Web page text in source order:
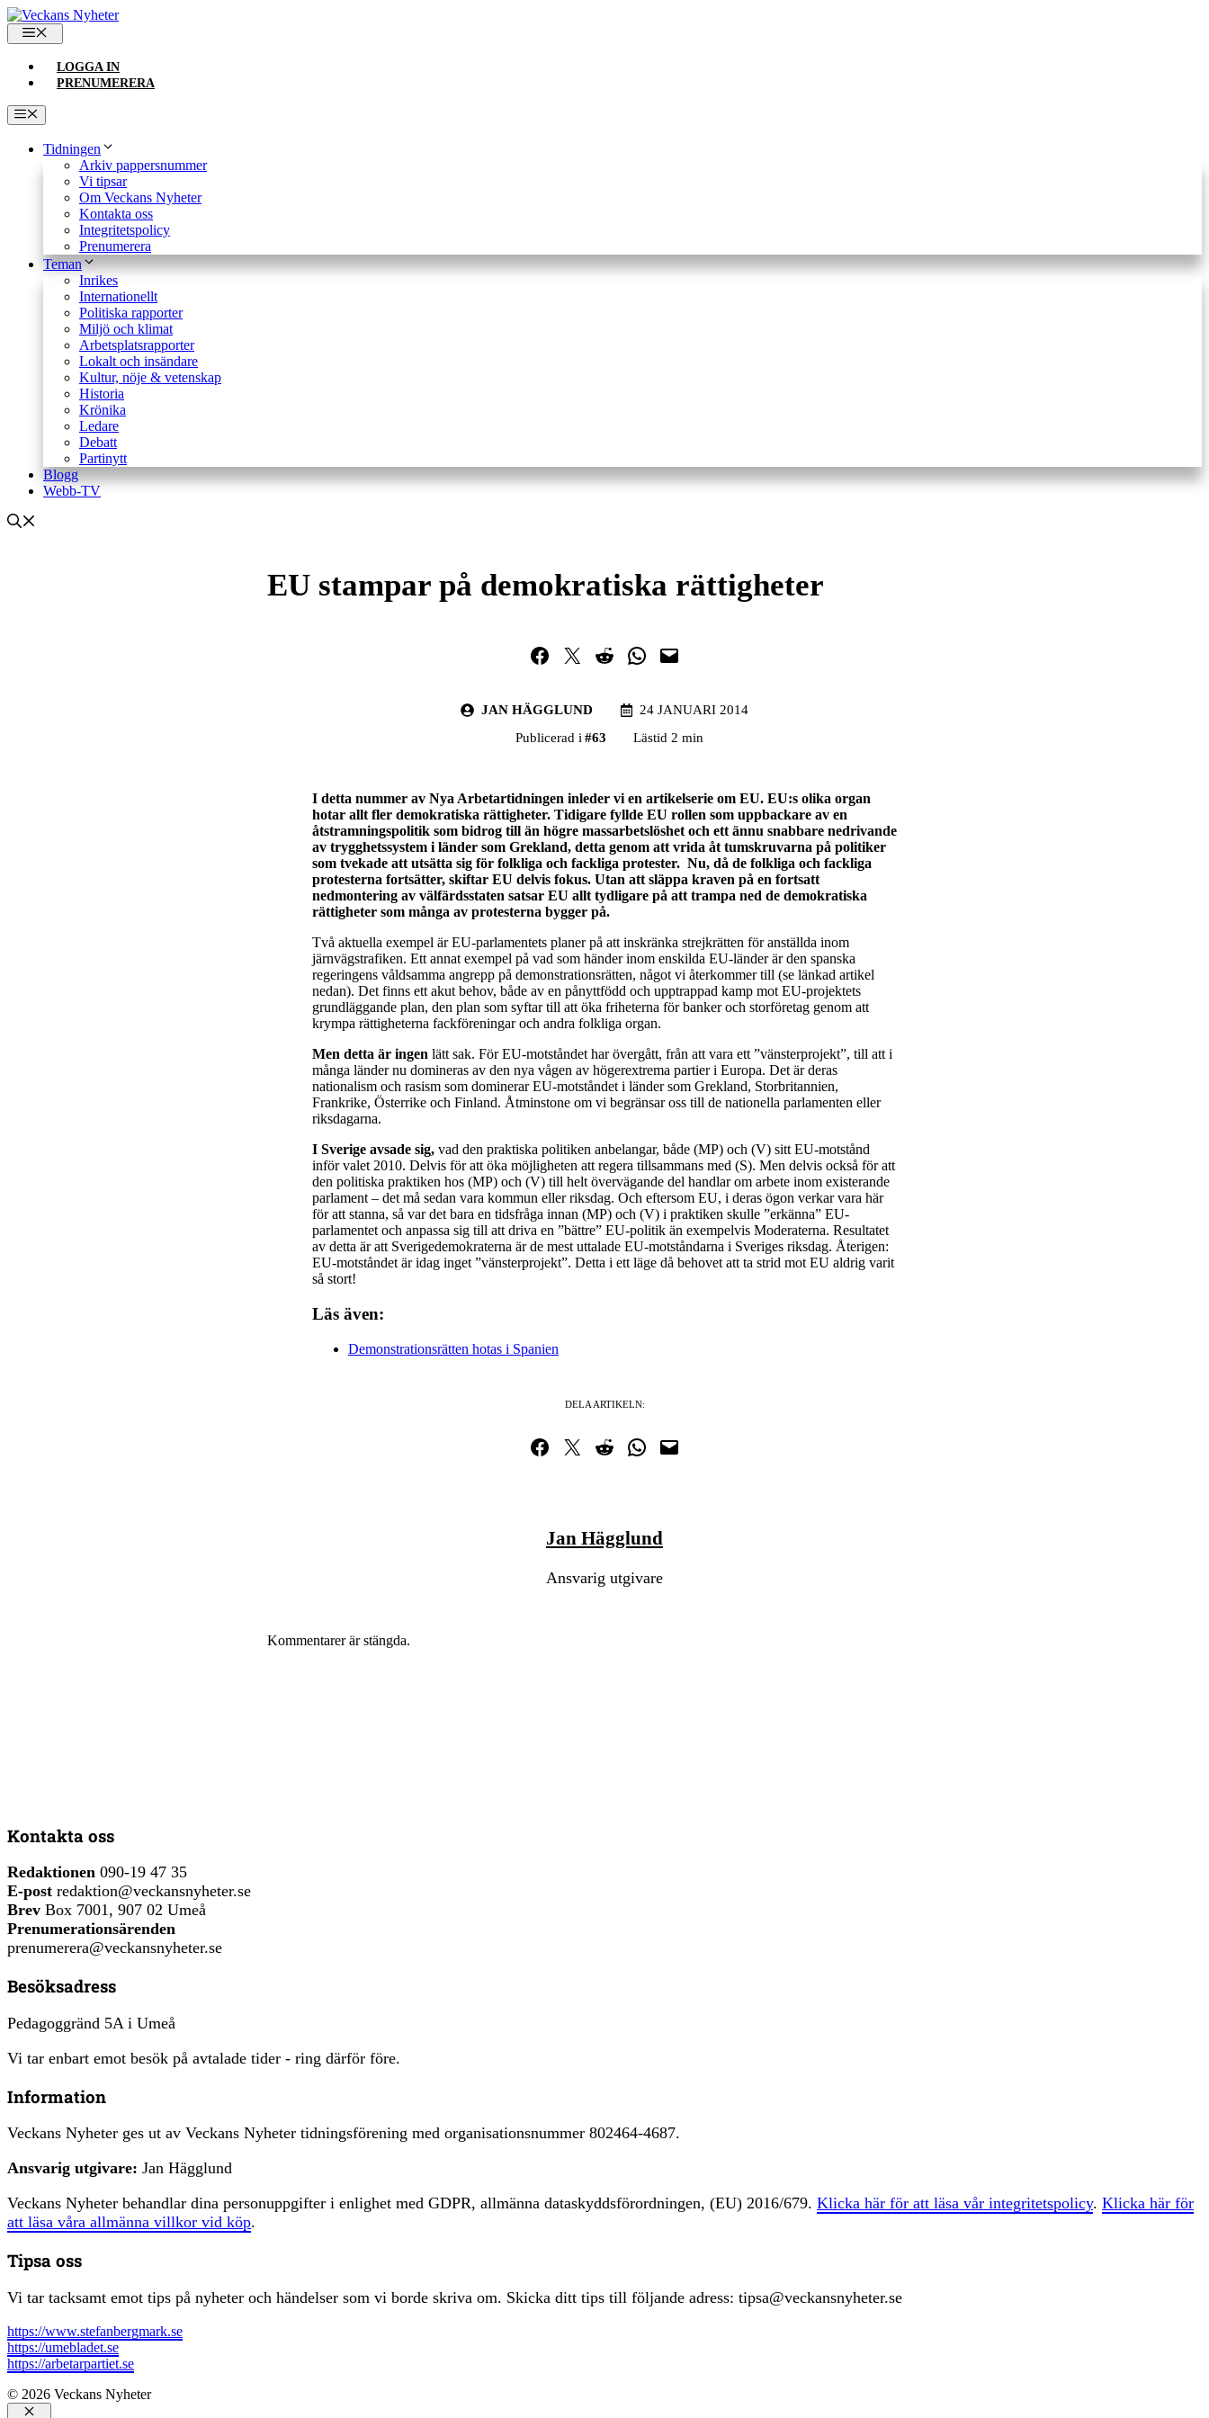
Hoppa
till
innehåll
LOGGA IN
PRENUMERERA
Meny
Tidningen
Arkiv pappersnummer
Vi tipsar
Om Veckans Nyheter
Kontakta oss
Integritetspolicy
Prenumerera
Teman
Inrikes
Internationellt
Politiska rapporter
Miljö och klimat
Arbetsplatsrapporter
Lokalt och insändare
Kultur, nöje & vetenskap
Historia
Krönika
Ledare
Debatt
Partinytt
Blogg
Webb-TV
EU stampar på demokratiska rättigheter
Dela på Facebook
Dela på TwitterDela på RedditDela i WhatsApp
Maila en länk
JAN HÄGGLUND
24 JANUARI 2014
Publicerad i #63 Lästid 2 min
I detta nummer av Nya Arbetartidningen inleder vi en artikelserie om EU. EU:s olika organ
hotar allt fler demokratiska rättigheter. Tidigare fyllde EU rollen som uppbackare av en
åtstramningspolitik som bidrog till än högre massarbetslöshet och ett ännu snabbare nedrivande
av trygghetssystem i länder som Grekland, detta genom att vrida åt tumskruvarna på politiker
som tvekade att utsätta sig för folkliga och fackliga protester. Nu, då de folkliga och fackliga
protesterna fortsätter, skiftar EU delvis fokus. Utan att släppa kraven på en fortsatt
nedmontering av välfärdsstaten satsar EU allt tydligare på att trampa ned de demokratiska
rättigheter som många av protesterna bygger på.
Två aktuella exempel är EU-parlamentets planer på att inskränka strejkrätten för anställda inom
järnvägstrafiken. Ett annat exempel på vad som händer inom enskilda EU-länder är den spanska
regeringens våldsamma angrepp på demonstrationsrätten, något vi återkommer till (se länkad artikel
nedan). Det finns ett akut behov, både av en pånyttfödd och upptrappad kamp mot EU-projektets
grundläggande plan, den plan som syftar till att öka friheterna för banker och storföretag genom att
krympa rättigheterna fackföreningar och andra folkliga organ.
Men detta är ingen lätt sak. För EU-motståndet har övergått, från att vara ett ”vänsterprojekt”, till att i
många länder nu domineras av den nya vågen av högerextrema partier i Europa. Det är deras
nationalism och rasism som dominerar EU-motståndet i länder som Grekland, Storbritannien,
Frankrike, Österrike och Finland. Åtminstone om vi begränsar oss till de nationella parlamenten eller
riksdagarna.
I Sverige avsade sig, vad den praktiska politiken anbelangar, både (MP) och (V) sitt EU-motstånd
inför valet 2010. Delvis för att öka möjligheten att regera tillsammans med (S). Men delvis också för att
den politiska praktiken hos (MP) och (V) till helt övervägande del handlar om arbete inom existerande
parlament – det må sedan vara kommun eller riksdag. Och eftersom EU, i deras ögon verkar vara här
för att stanna, så var det bara en tidsfråga innan (MP) och (V) i praktiken skulle ”erkänna” EU-
parlamentet och anpassa sig till att driva en ”bättre” EU-politik än exempelvis Moderaterna. Resultatet
av detta är att Sverigedemokraterna är de mest uttalade EU-motståndarna i Sveriges riksdag. Återigen:
EU-motståndet är idag inget ”vänsterprojekt”. Detta i ett läge då behovet att ta strid mot EU aldrig varit
så stort!
Läs även:
Demonstrationsrätten hotas i Spanien
DELA ARTIKELN:
Dela på Facebook
Dela på TwitterDela på RedditDela i WhatsApp
Maila en länk
Jan Hägglund
Ansvarig utgivare
Kommentarer är stängda.
Kontakta oss
Redaktionen 090-19 47 35
E-post redaktion@veckansnyheter.se
Brev Box 7001, 907 02 Umeå
Prenumerationsärenden
prenumerera@veckansnyheter.se
Besöksadress
Pedagoggränd 5A i Umeå
Vi tar enbart emot besök på avtalade tider - ring därför före.
Information
Veckans Nyheter ges ut av Veckans Nyheter tidningsförening med organisationsnummer 802464-4687.
Ansvarig utgivare: Jan Hägglund
Veckans Nyheter behandlar dina personuppgifter i enlighet med GDPR, allmänna dataskyddsförordningen, (EU) 2016/679. Klicka här för att läsa vår integritetspolicy. Klicka här för
att läsa våra allmänna villkor vid köp.
Tipsa oss
Vi tar tacksamt emot tips på nyheter och händelser som vi borde skriva om. Skicka ditt tips till följande adress: tipsa@veckansnyheter.se
https://www.stefanbergmark.se
https://umebladet.se
https://arbetarpartiet.se
© 2026 Veckans Nyheter